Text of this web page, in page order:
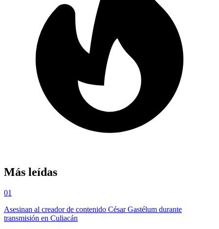
Más leídas
01
Asesinan al creador de contenido César Gastélum durante
transmisión en Culiacán